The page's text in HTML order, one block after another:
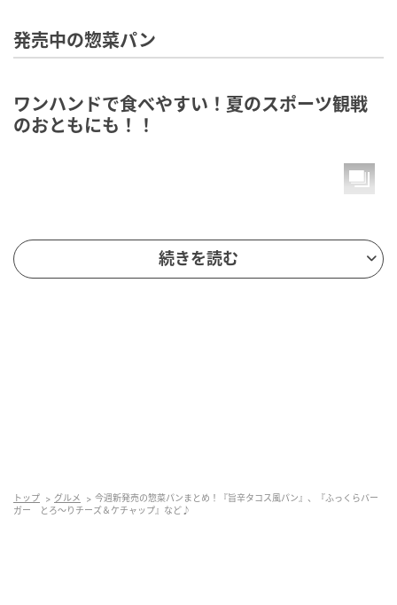
発売中の惣菜パン
ワンハンドで食べやすい！夏のスポーツ観戦
のおともにも！！
チーズマヨソースを合わせた惣菜パンです。 カロリ
続きを読む
トップ グルメ
今週新発売の惣菜パンまとめ！『旨辛タコス風パン』、『ふっくらバー
ガー とろ～りチーズ＆ケチャップ』など♪